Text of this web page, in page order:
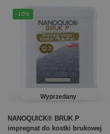
-10%
Wyprzedany
NANOQUICK® BRUK P
impregnat do kostki brukowej